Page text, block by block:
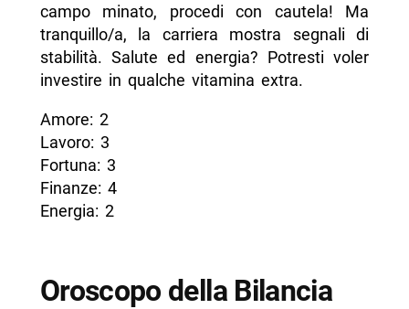
campo minato, procedi con cautela! Ma
tranquillo/a, la carriera mostra segnali di
stabilità. Salute ed energia? Potresti voler
investire in qualche vitamina extra.
Amore: 2
Lavoro: 3
Fortuna: 3
Finanze: 4
Energia: 2
Oroscopo della Bilancia